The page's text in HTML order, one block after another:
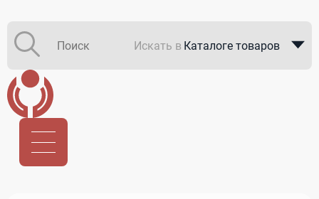
Искать в Каталоге товаров